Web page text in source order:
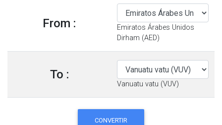
From :
Emiratos Árabes Unidos
Dirham (AED)
To :
Vanuatu vatu (VUV)
CONVERTIR